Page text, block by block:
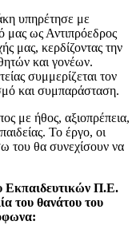
υπηρέτησε με
μας ως Αντιπρόεδρος
μας, κερδίζοντας την
και γονέων.
συμμερίζεται τον
και συμπαράσταση.
με ήθος, αξιοπρέπεια,
Το έργο, οι
του θα συνεχίσουν να
Εκπαιδευτικών Π.Ε.
του θανάτου του